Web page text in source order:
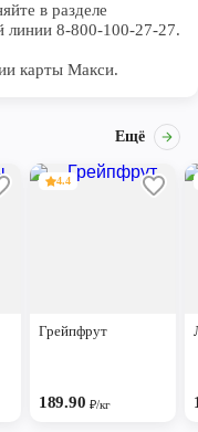
в разделе
линии 8-800-100-27-27.
карты Макси.
Ещё
4.4
Грейпфрут
189.90 ₽/кг